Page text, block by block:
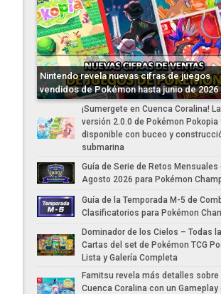
Nintendo revela nuevas cifras de juegos
vendidos de Pokémon hasta junio de 2026
¡Sumergete en Cuenca Coralina! La
versión 2.0.0 de Pokémon Pokopia
disponible con buceo y
submarina
Guía de Serie de Retos Mensuales
Agosto 2026 para Pokémon
Guía de la Temporada M-5 de
Clasificatorios para Pokémon
Dominador de los Cielos – Todas
Cartas del set de Pokémon TCG
Lista y Galería Completa
Famitsu revela más detalles sobre
Cuenca Coralina con un Gameplay